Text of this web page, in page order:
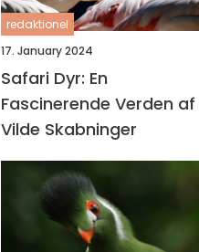
redaktionel
17. January 2024
Safari Dyr: En
Fascinerende Verden af
Vilde Skabninger